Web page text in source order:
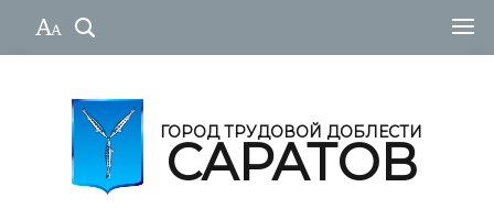
ГОРОД ТРУДОВОЙ ДОБЛЕСТИ
САРАТОВ